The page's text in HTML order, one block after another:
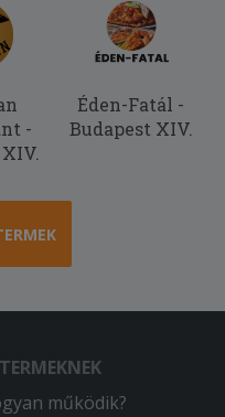
-
Éden-Fatál -
Budapest XIV.
működik?